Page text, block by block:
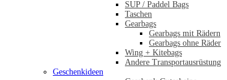
SUP / Paddel Bags
Taschen
Gearbags
Gearbags mit Rädern
Gearbags ohne Räder
Wing + Kitebags
Andere Transportausrüstung
Geschenkideen